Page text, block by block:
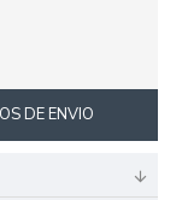
DE ENVIO